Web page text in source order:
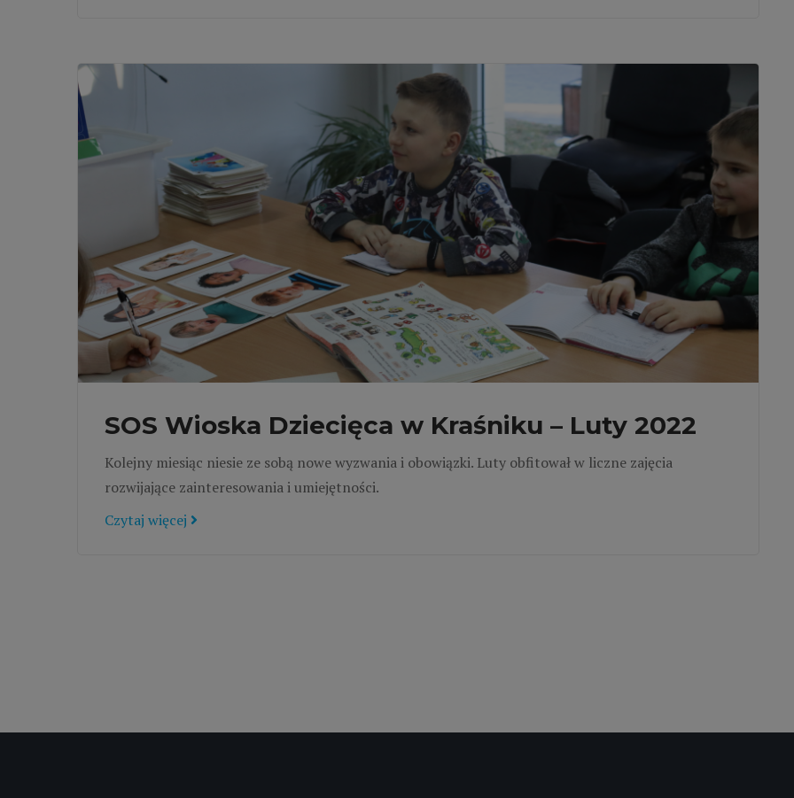
SOS Wioska Dziecięca w Kraśniku – Luty 2022
Kolejny miesiąc niesie ze sobą nowe wyzwania i obowiązki. Luty obfitował w liczne zajęcia
rozwijające zainteresowania i umiejętności.
Czytaj więcej